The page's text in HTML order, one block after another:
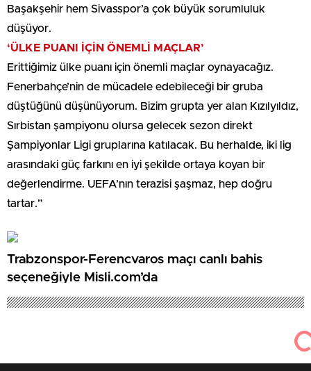
Başakşehir hem Sivasspor’a çok büyük sorumluluk
düşüyor.
‘ÜLKE PUANI İÇİN ÖNEMLİ MAÇLAR’
Erittiğimiz ülke puanı için önemli maçlar oynayacağız.
Fenerbahçe’nin de mücadele edebileceği bir gruba
düştüğünü düşünüyorum. Bizim grupta yer alan Kızılyıldız,
Sırbistan şampiyonu olursa gelecek sezon direkt
Şampiyonlar Ligi gruplarına katılacak. Bu herhalde, iki lig
arasındaki güç farkını en iyi şekilde ortaya koyan bir
değerlendirme. UEFA’nın terazisi şaşmaz, hep doğru
tartar.”
Trabzonspor-Ferencvaros maçı canlı bahis
seçeneğiyle Misli.com’da